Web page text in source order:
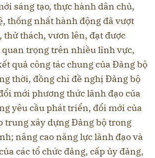
sáng tạo, thực hành dân chủ,
thống nhất hành động đã vượt
thử thách, vươn lên, đạt được
trọng trên nhiều lĩnh vực,
quả công tác chung của Đảng bộ
thời, đồng chí đề nghị Đảng bộ
mới phương thức lãnh đạo của
yêu cầu phát triển, đổi mới của
trung xây dựng Đảng bộ trong
nâng cao năng lực lãnh đạo và
các tổ chức đảng, cấp ủy đảng,